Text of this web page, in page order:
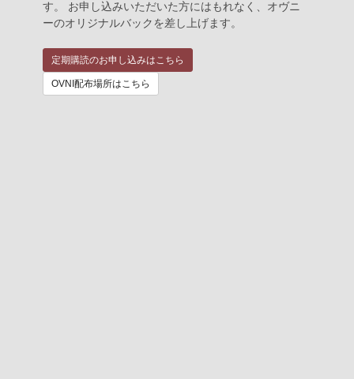
す。 お申し込みいただいた方にはもれなく、オヴニ
ーのオリジナルバックを差し上げます。
定期購読のお申し込みはこちら
OVNI配布場所はこちら